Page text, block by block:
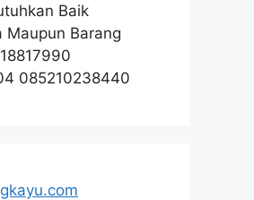
Baik
Maupun Barang
085210238440